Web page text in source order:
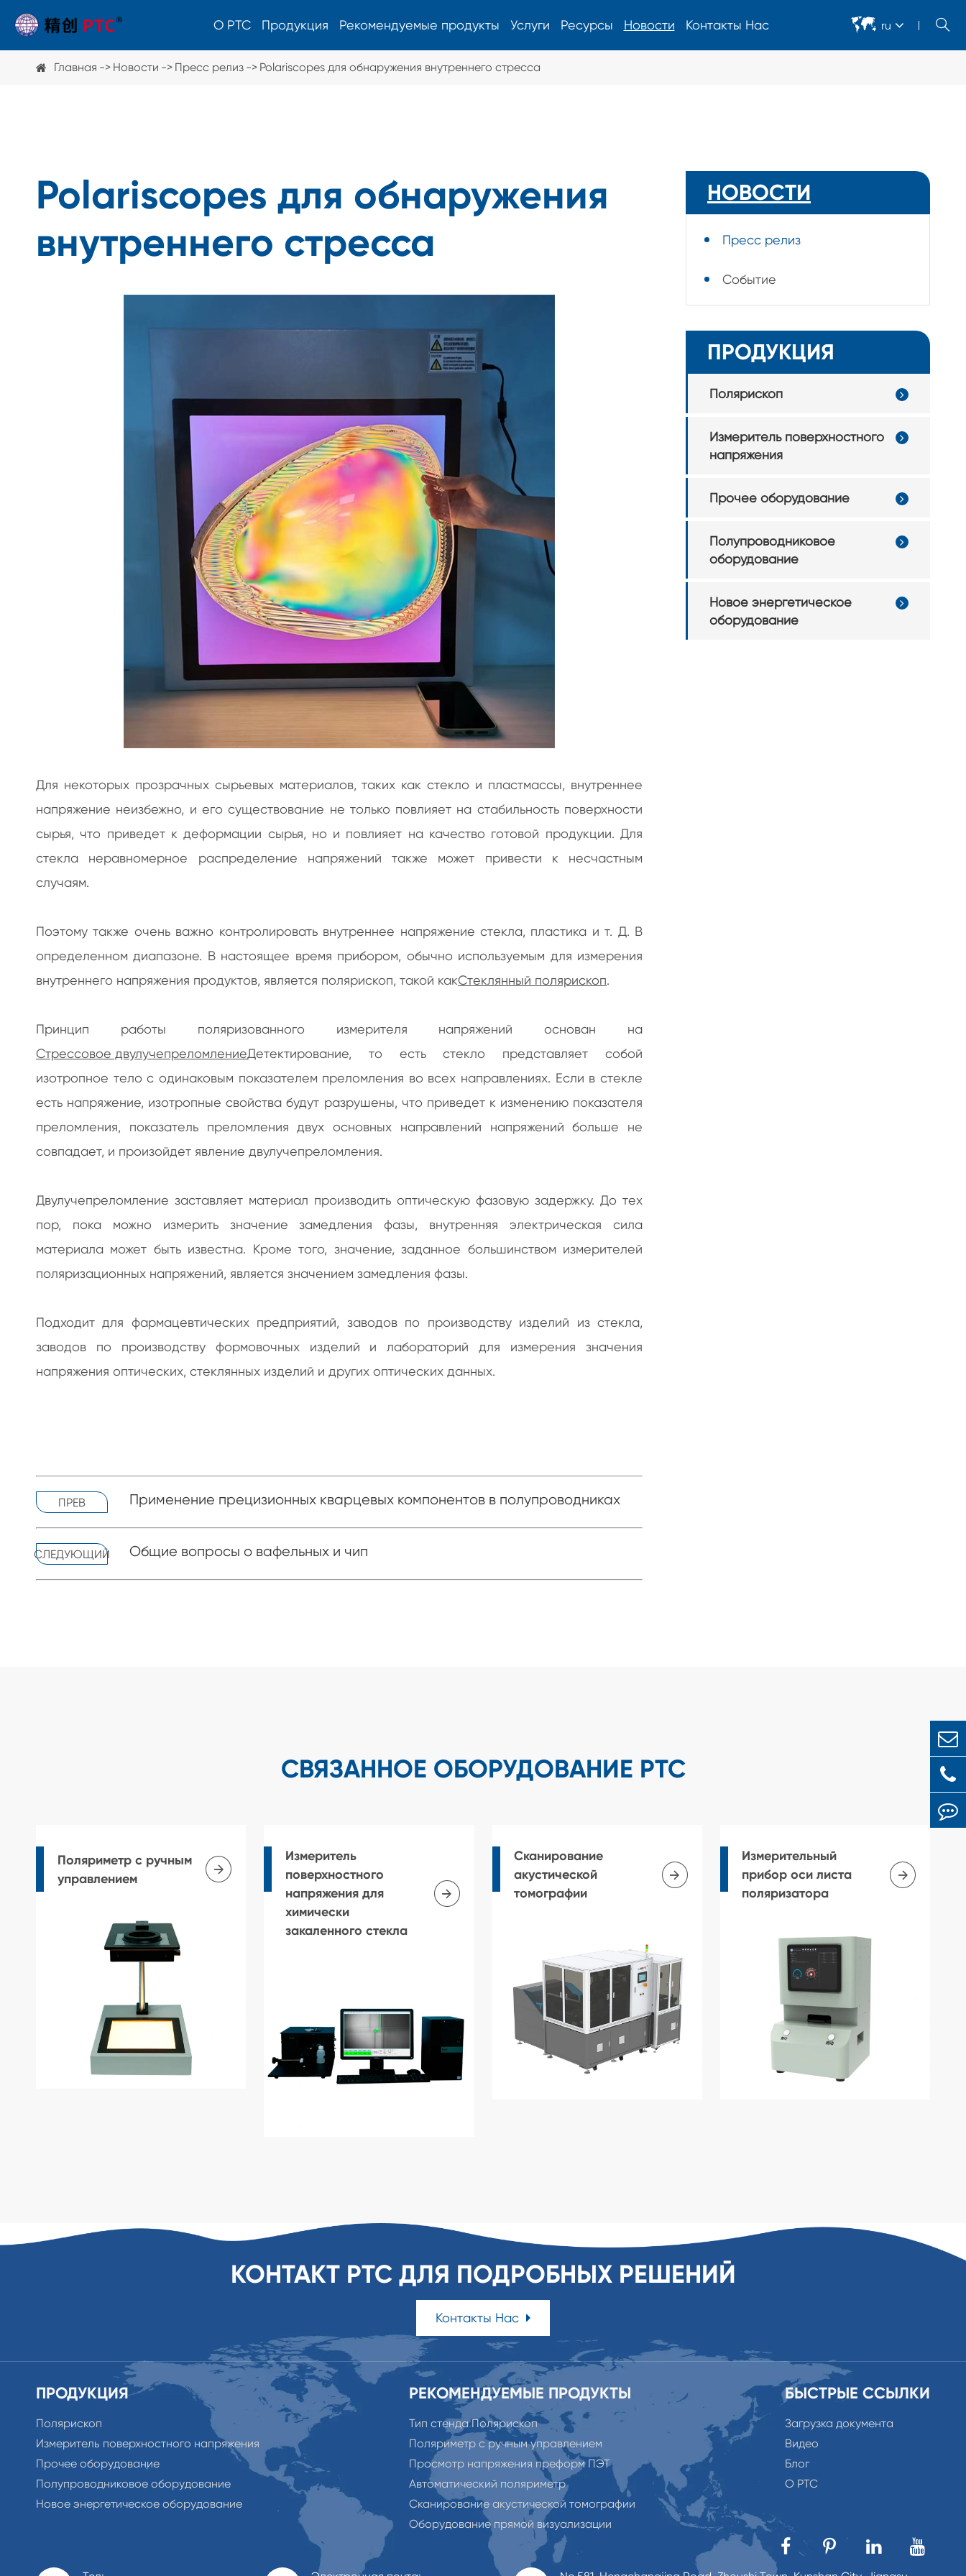
О PTC Продукция
закаленного стекла
Прочее оборудование
автоматическое
Оборудование осмотра косметического дефекта АМБ
автоматическое
Оборудование осмотра дефекта припоя АМБ
Автоматическое оборудование для ремонта пленки
AMB/DBC
Керамическая плоскостность субстрата и аппаратура
обнаружения толщины
Оборудование обнаружения деформации лотка чипа
Лоток Чип Дефект Инспекции Оборудования
Новое энергетическое оборудование
Машина горячего расплава сетки печатания экрана
Осмотр экрана печатания интегрированные и
оборудование Rework
Рекомендуемые продукты Услуги Ресурсы Новости Контакты Нас  ru 
Главная Новости Пресс релиз Polariscopes для обнаружения внутреннего стресса
Polariscopes для обнаружения
внутреннего стресса
Для некоторых прозрачных сырьевых материалов, таких как стекло и пластмассы, внутреннее
напряжение неизбежно, и его существование не только повлияет на стабильность поверхности
сырья, что приведет к деформации сырья, но и повлияет на качество готовой продукции. Для
стекла неравномерное распределение напряжений также может привести к несчастным
случаям.
Поэтому также очень важно контролировать внутреннее напряжение стекла, пластика и т. Д. В
определенном диапазоне. В настоящее время прибором, обычно используемым для измерения
внутреннего напряжения продуктов, является полярископ, такой какСтеклянный полярископ.
Принцип работы поляризованного измерителя напряжений основан на
Стрессовое двулучепреломлениеДетектирование, то есть стекло представляет собой
изотропное тело с одинаковым показателем преломления во всех направлениях. Если в стекле
есть напряжение, изотропные свойства будут разрушены, что приведет к изменению показателя
преломления, показатель преломления двух основных направлений напряжений больше не
совпадает, и произойдет явление двулучепреломления.
Двулучепреломление заставляет материал производить оптическую фазовую задержку. До тех
пор, пока можно измерить значение замедления фазы, внутренняя электрическая сила
материала может быть известна. Кроме того, значение, заданное большинством измерителей
поляризационных напряжений, является значением замедления фазы.
Подходит для фармацевтических предприятий, заводов по производству изделий из стекла,
заводов по производству формовочных изделий и лабораторий для измерения значения
напряжения оптических, стеклянных изделий и других оптических данных.
ПРЕВ Применение прецизионных кварцевых компонентов в полупроводниках
СЛЕДУЮЩИЙ Общие вопросы о вафельных и чип
НОВОСТИ
Пресс релиз
Событие
ПРОДУКЦИЯ
Полярископ
Измеритель поверхностного
напряжения
Прочее оборудование
Полупроводниковое
оборудование
Новое энергетическое
оборудование
СВЯЗАННОЕ ОБОРУДОВАНИЕ PTC
Поляриметр с ручным
управлением

Измеритель
поверхностного
напряжения для
химически
закаленного стекла

Сканирование
акустической
томографии

Измерительный
прибор оси листа
поляризатора

КОНТАКТ PTC ДЛЯ ПОДРОБНЫХ РЕШЕНИЙ
Контакты Нас
ПРОДУКЦИЯ
Полярископ
Измеритель поверхностного напряжения
Прочее оборудование
Полупроводниковое оборудование
Новое энергетическое оборудование
РЕКОМЕНДУЕМЫЕ ПРОДУКТЫ
Тип стенда Полярископ
Поляриметр с ручным управлением
Просмотр напряжения преформ ПЭТ
Автоматический поляриметр
Сканирование акустической томографии
Оборудование прямой визуализации
БЫСТРЫЕ ССЫЛКИ
Загрузка документа
Видео
Блог
О PTC